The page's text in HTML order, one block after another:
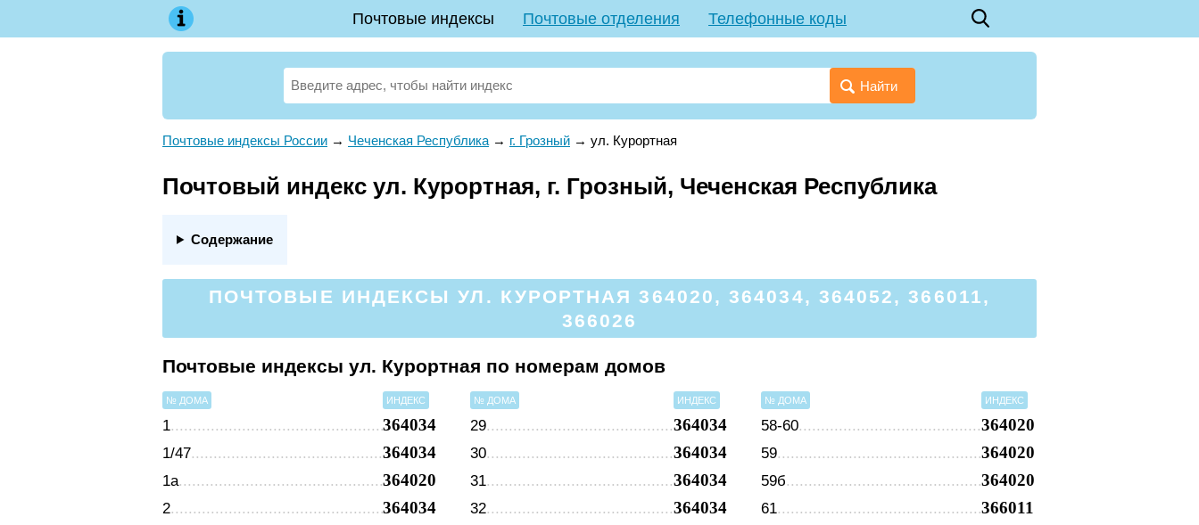
Почтовые индексы Почтовые отделения Телефонные коды
Найти
Почтовые индексы России → Чеченская Республика → г. Грозный → ул. Курортная
Почтовый индекс ул. Курортная, г. Грозный, Чеченская Республика
Содержание
ПОЧТОВЫЕ ИНДЕКСЫ УЛ. КУРОРТНАЯ 364020, 364034, 364052, 366011,
366026
Почтовые индексы ул. Курортная по номерам домов
№ ДОМА ИНДЕКС
1 364034
1/47 364034
1а 364020
2 364034
№ ДОМА ИНДЕКС
29 364034
30 364034
31 364034
32 364034
№ ДОМА ИНДЕКС
58-60 364020
59 364020
59б 364020
61 366011